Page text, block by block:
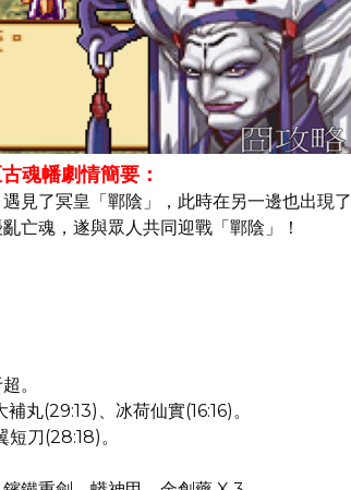
魂幡劇情簡要：
見了冥皇「鄲陰」，此時在另一邊也出現了
亡魂，遂與眾人共同迎戰「鄲陰」！
。
丸(29:13)、冰荷仙實(16:16)。
刀(28:18)。